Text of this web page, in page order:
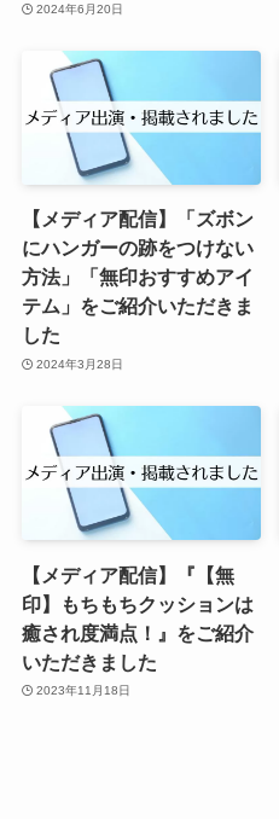
2024年6月20日
【メディア配信】「ズボン
にハンガーの跡をつけない
方法」「無印おすすめアイ
テム」をご紹介いただきま
した
2024年3月28日
【メディア配信】『【無
印】もちもちクッションは
癒され度満点！』をご紹介
いただきました
2023年11月18日